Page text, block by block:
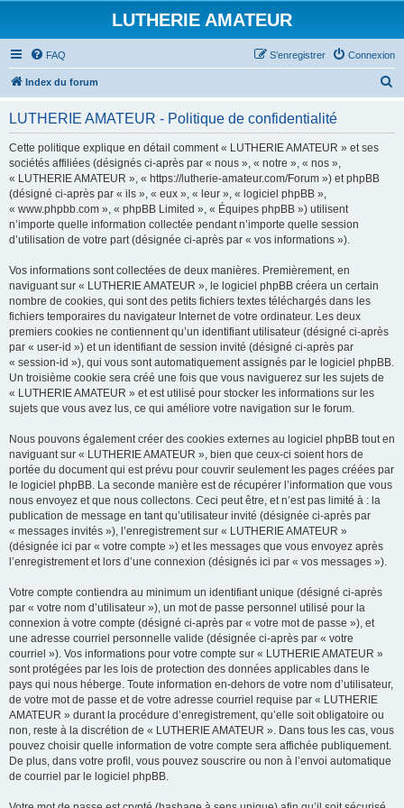
LUTHERIE AMATEUR
FAQ Connexion
S’enregistrer
Index du forum
LUTHERIE AMATEUR - Politique de confidentialité
Cette politique explique en détail comment « LUTHERIE AMATEUR » et ses
sociétés affiliées (désignés ci-après par « nous », « notre », « nos »,
« LUTHERIE AMATEUR », « https://lutherie-amateur.com/Forum ») et phpBB
(désigné ci-après par « ils », « eux », « leur », « logiciel phpBB »,
« www.phpbb.com », « phpBB Limited », « Équipes phpBB ») utilisent
n’importe quelle information collectée pendant n’importe quelle session
d’utilisation de votre part (désignée ci-après par « vos informations »).
Vos informations sont collectées de deux manières. Premièrement, en
naviguant sur « LUTHERIE AMATEUR », le logiciel phpBB créera un certain
nombre de cookies, qui sont des petits fichiers textes téléchargés dans les
fichiers temporaires du navigateur Internet de votre ordinateur. Les deux
premiers cookies ne contiennent qu’un identifiant utilisateur (désigné ci-après
par « user-id ») et un identifiant de session invité (désigné ci-après par
« session-id »), qui vous sont automatiquement assignés par le logiciel phpBB.
Un troisième cookie sera créé une fois que vous naviguerez sur les sujets de
« LUTHERIE AMATEUR » et est utilisé pour stocker les informations sur les
sujets que vous avez lus, ce qui améliore votre navigation sur le forum.
Nous pouvons également créer des cookies externes au logiciel phpBB tout en
naviguant sur « LUTHERIE AMATEUR », bien que ceux-ci soient hors de
portée du document qui est prévu pour couvrir seulement les pages créées par
le logiciel phpBB. La seconde manière est de récupérer l’information que vous
nous envoyez et que nous collectons. Ceci peut être, et n’est pas limité à : la
publication de message en tant qu’utilisateur invité (désignée ci-après par
« messages invités »), l’enregistrement sur « LUTHERIE AMATEUR »
(désignée ici par « votre compte ») et les messages que vous envoyez après
l’enregistrement et lors d’une connexion (désignés ici par « vos messages »).
Votre compte contiendra au minimum un identifiant unique (désigné ci-après
par « votre nom d’utilisateur »), un mot de passe personnel utilisé pour la
connexion à votre compte (désigné ci-après par « votre mot de passe »), et
une adresse courriel personnelle valide (désignée ci-après par « votre
courriel »). Vos informations pour votre compte sur « LUTHERIE AMATEUR »
sont protégées par les lois de protection des données applicables dans le
pays qui nous héberge. Toute information en-dehors de votre nom d’utilisateur,
de votre mot de passe et de votre adresse courriel requise par « LUTHERIE
AMATEUR » durant la procédure d’enregistrement, qu’elle soit obligatoire ou
non, reste à la discrétion de « LUTHERIE AMATEUR ». Dans tous les cas, vous
pouvez choisir quelle information de votre compte sera affichée publiquement.
De plus, dans votre profil, vous pouvez souscrire ou non à l’envoi automatique
de courriel par le logiciel phpBB.